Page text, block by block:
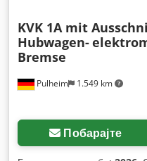
Pulheim 1.549 km
KVK 1A mit
Hubwagen-
Bremse
Побарајте